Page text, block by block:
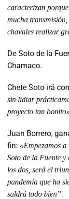
caracterizan
mucha
chavales realizar
De Soto de la
Chamaco.
Chete Soto irá
sin lidiar
proyecto tan
Juan Borrero,
fin: «Empezamos
Soto de la Fuente y
los dos, será el
pandemia que ha
saldrá todo bien”.